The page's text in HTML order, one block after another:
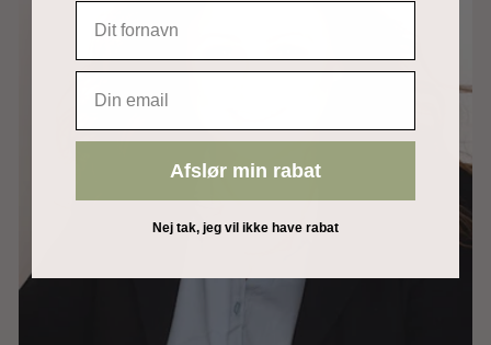
Afslør min rabat
Nej tak, jeg vil ikke have rabat